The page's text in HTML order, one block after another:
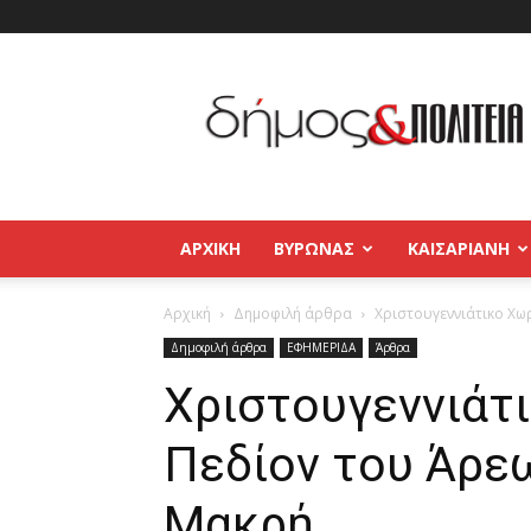
και
Πολιτεία
Βύρωνας
–
Παγκράτι
ΑΡΧΙΚΉ ΒΥΡΩΝΑΣ ΚΑΙΣΑΡΙΑΝΗ
Αρχική Δημοφιλή άρθρα Χριστουγεννιάτικο
Δημοφιλή άρθρα ΕΦΗΜΕΡΙΔΑ Άρθρα
Πεδίον του